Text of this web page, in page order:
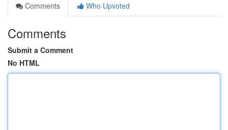
Comments
Who Upvoted
Comments
Submit a Comment
No HTML